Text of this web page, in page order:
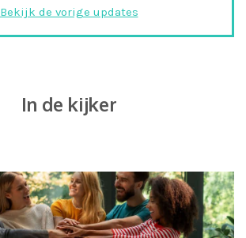
Bekijk de vorige updates
In de kijker